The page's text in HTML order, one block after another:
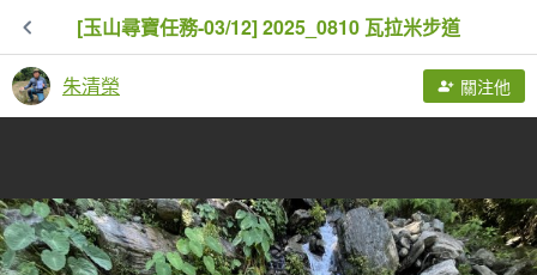
[玉山尋寶任務-03/12] 2025_0810 瓦拉米步道
朱清榮 關注他